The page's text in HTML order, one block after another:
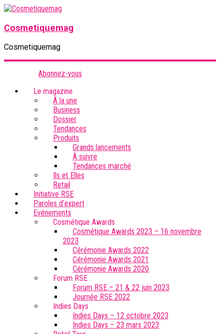
Cosmetiquemag
Cosmetiquemag
Abonnez-vous
Le magazine
À la une
Business
Dossier
Tendances
Produits
Grands lancements
À suivre
Tendances marché
Ils et Elles
Retail
Initiative RSE
Paroles d’expert
Evénements
Cosmétique Awards
Cosmétique Awards 2023 – 16 novembre
2023
Cérémonie Awards 2022
Cérémonie Awards 2021
Cérémonie Awards 2020
Forum RSE
Forum RSE – 21 & 22 juin 2023
Journée RSE 2022
Indies Days
Indies Days – 12 octobre 2023
Indies Days – 23 mars 2023